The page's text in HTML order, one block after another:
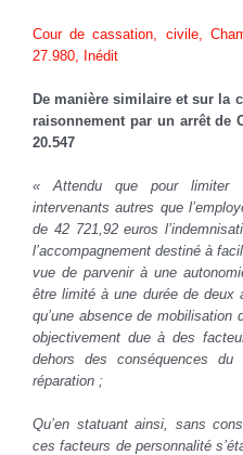
Cour de cassation, civile,
27.980, Inédit
De manière similaire et sur la
raisonnement par un arrêt de
20.547
« Attendu que pour limiter
intervenants autres que
de 42 721,92 euros
l’accompagnement destiné à
vue de parvenir à une
être limité à une durée de deux
qu’une absence de
objectivement due à des
dehors des conséquences
réparation ;
Qu’en statuant ainsi, sans
ces facteurs de personnalité